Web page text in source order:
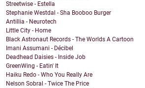
Streetwise - Estella
Stephanie Westdal - Sha Booboo Burger
Antillia - Neurotech
Little City - Home
Black Astronaut Records - The Worlds A Cartoon
Imani Assumani - Décibel
Deadhead Daisies - Inside Job
GreenWing - Eatin' It
Haiku Redo - Who You Really Are
Nelson Sobral - Twice The Price